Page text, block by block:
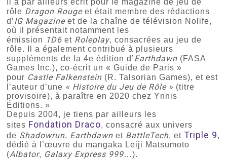
Il a par ailleurs écrit pour le magazine de jeu de
rôle Dragon Rougeet était membre des rédactions
d’IG Magazine et de la chaîne de télévision Nolife,
où il présentait notamment les
émission 1D6 et Roleplay, consacrées au jeu de
rôle. Il a également contribué à plusieurs
suppléments de la 4e édition d’Earthdawn (FASA
Games Inc.), co-écrit un « Guide de Paris »
pour Castle Falkenstein (R. Talsorian Games), et est
l’auteur d’une « Histoire du Jeu de Rôle » (titre
provisoire), à paraître en 2020 chez Ynnis
Éditions. »
Depuis 2004, je tiens par ailleurs les
sites Fondation Draco, consacré aux univers
de Shadowrun, Earthdawn et BattleTech, et Triple 9,
dédié à l’œuvre du mangaka Leiji Matsumoto
(Albator, Galaxy Express 999…).